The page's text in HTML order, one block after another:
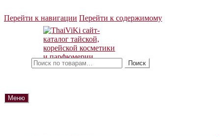
Перейти к навигации Перейти к содержимому
Поиск
Меню